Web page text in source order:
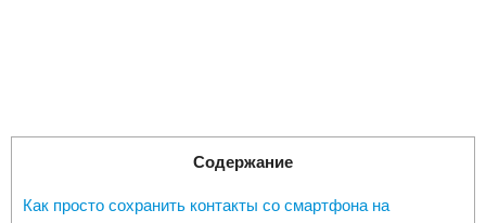
Содержание
Как просто сохранить контакты со смартфона на